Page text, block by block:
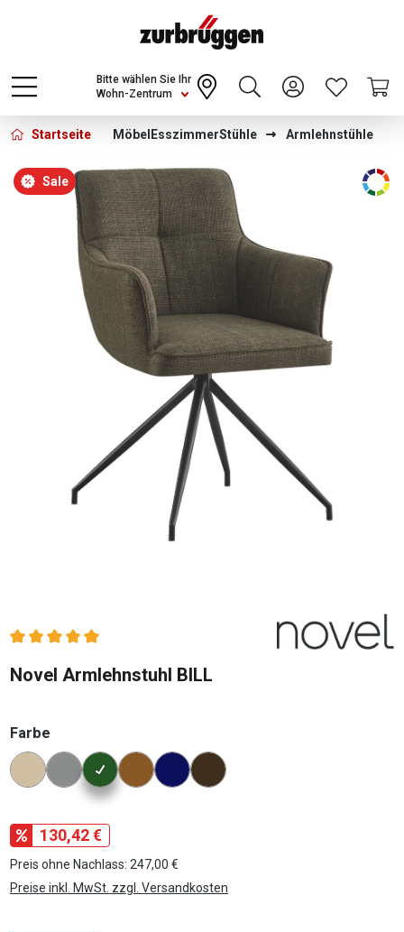
Choose a different country or region to see
content for your location and shop online
CONTINUE
Wohn-Zentrum
Bitte wählen Sie Ihr
Startseite Möbel EsszimmerStühle Armlehnstühle
Bildergalerie überspringen
Sale
Durchschnittliche Bewertung von 5 von 5 Sternen
Novel Armlehnstuhl BILL
Farbe
Konfigurator Farbe
130,42 €
Preis ohne Nachlass: 247,00 €
Preise inkl. MwSt. zzgl. Versandkosten